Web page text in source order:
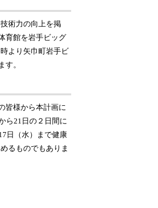
術力の向上を掲
育館を岩手ビッグ
時より矢巾町岩手ビ
す。
皆様から本計画に
ら21 日の２日間に
日（水）まで健康
るものでもありま